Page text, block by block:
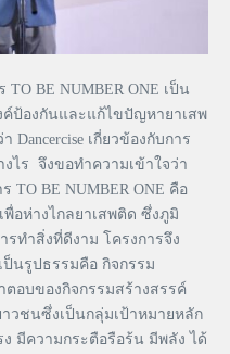
BE NUMBER ONE เป็น
ป้องกันและแก้ไขปัญหายาเสพ
เกี่ยวข้องกับการ
ไร จึงขอทำความเข้าใจว่า
TO BE NUMBER ONE คือ
อห่างไกลยาเสพติด ซึ่งภูมิ
ทำสิ่งที่ดีงาม โครงการจึง
นรูปธรรมคือ กิจกรรม
ตอบของกิจกรรมสร้างสรรค์
าวชนซึ่งเป็นกลุ่มเป้าหมายหลัก
มีความกระตือรือร้น มีพลัง ได้